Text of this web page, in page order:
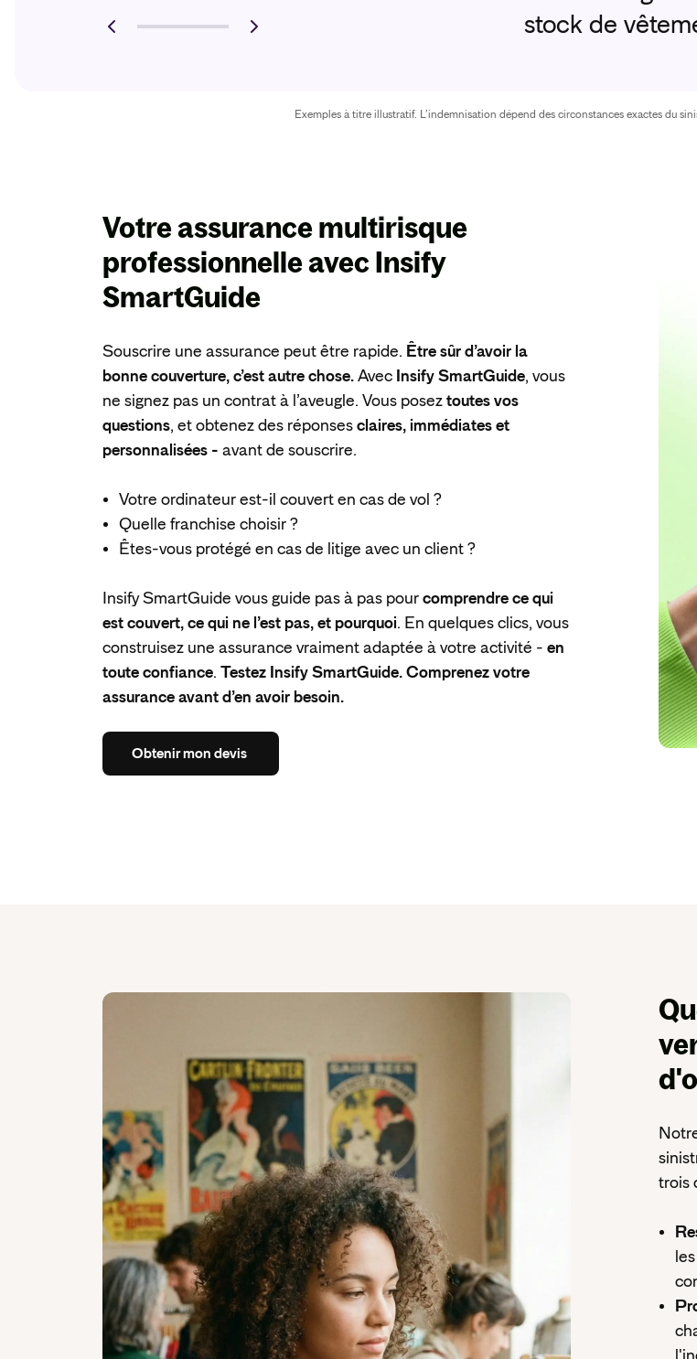
stock de
Exemples à titre illustratif. L’indemnisation dépend des circonstances exactes du
Votre assurance multirisque
professionnelle avecInsify
SmartGuide
Souscrire une assurance peut être rapide. Être sûr d’avoir la
bonne couverture, c’est autre chose. Avec Insify SmartGuide, vous
ne signez pas un contrat à l’aveugle. Vous posez toutes vos
questions, et obtenez des réponses claires, immédiates et
personnalisées - avant de souscrire.
Votre ordinateur est-il couvert en cas de vol ?
Quelle franchise choisir ?
Êtes-vous protégé en cas de litige avec un client ?
Insify SmartGuide vous guide pas à pas pour comprendre ce qui
est couvert, ce qui ne l’est pas, et pourquoi. En quelques clics, vous
construisez une assurance vraiment adaptée à votre activité - en
toute confiance. Testez Insify SmartGuide. Comprenez votre
assurance avant d’en avoir besoin.
Obtenirmon devis
N
trois